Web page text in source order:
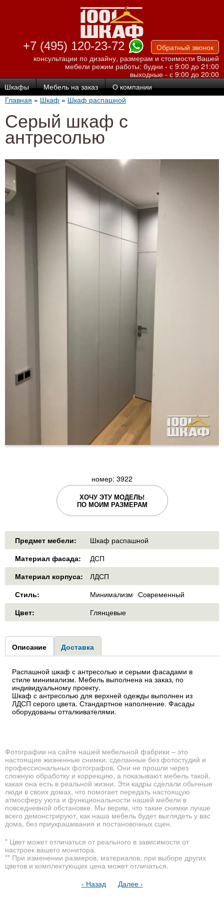
Перейти к
основному
содержанию
+7 (495) 120-23-72
Обратный звонок
консультации по дизайну, размерам и стоимости Вашей
мебели режим работы: будни - с 9:00 до 21:00
выходные - с 9:00 до 20:00
Шкафы Мебель на заказ О компании
Главная » Шкаф » Шкаф распашной
Серый шкаф с
антресолью
номер: 3922
ХОЧУ ЭТУ МОДЕЛЬ!
ПО МОИМ РАЗМЕРАМ
Предмет мебели:
Шкаф распашной
Материал фасада:
ДСП
Материал корпуса:
ЛДСП
Стиль:
Минимализм Современный
Цвет:
Глянцевые
Group1
Описание (активная
вкладка)
Доставка
Распашной шкаф с антресолью и серыми фасадами в
стиле минимализм. Мебель выполнена на заказ, по
индивидуальному проекту.
Шкаф с антресолью для верхней одежды выполнен из
ЛДСП серого цвета. Стандартное наполнение. Фасады
оборудованы отталкивателями.
Фотографии на сайте нашей мебельной фабрики – это
настоящие жизненные снимки, сделанные без фотостудий и
профессиональных фотографов. Они не прошли через
сложную обработку и коррекцию, а показывают мебель такой,
какая она есть в реальной жизни. Эти кадры сделали обычные
люди в своих домах, что помогает передать настоящую
атмосферу уюта и функциональности нашей мебели в
повседневной обстановке. Мы верим, что такие снимки лучше
всего демонстрируют, как наша мебель будет выглядеть у вас
дома, без приукрашивания и постановочных сцен.
* Цвет может отличаться от реального в зависимости от
настроек вашего монитора.
** При изменении размеров, материалов, при выборе других
цветов и комплектующих цена может отличаться.
‹ Назад
Далее ›